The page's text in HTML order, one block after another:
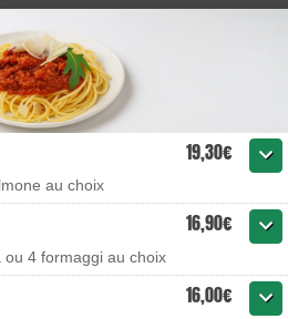
19,30€
au choix
16,90€
4 formaggi au choix
16,00€